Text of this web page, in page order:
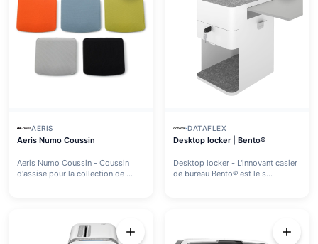
AERIS
Aeris Numo Coussin
Aeris Numo Coussin - Coussin
d'assise pour la collection de ...
DATAFLEX
Desktop locker | Bento®
Desktop locker - L'innovant casier
de bureau Bento® est le s...